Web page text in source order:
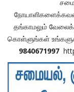
தங்காமலும்
கொள்ளுங்கள்
9840671997